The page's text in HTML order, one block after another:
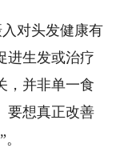
对头发健康有
进生发或治疗
，并非单一食
要想真正改善